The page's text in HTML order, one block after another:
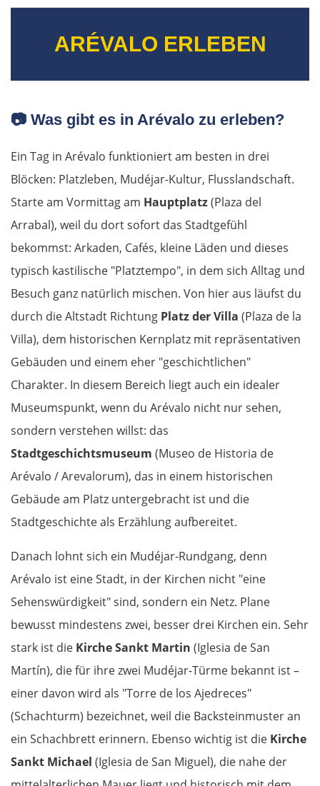
ARÉVALO ERLEBEN
📷 Was gibt es in Arévalo zu erleben?
Ein Tag in Arévalo funktioniert am besten in drei
Blöcken: Platzleben, Mudéjar-Kultur, Flusslandschaft.
Starte am Vormittag am Hauptplatz(Plaza del
Arrabal), weil du dort sofort das Stadtgefühl
bekommst: Arkaden, Cafés, kleine Läden und dieses
typisch kastilische "Platztempo", in dem sich Alltag und
Besuch ganz natürlich mischen. Von hier aus läufst du
durch die Altstadt Richtung Platz der Villa (Plaza de la
Villa), dem historischen Kernplatz mit repräsentativen
Gebäuden und einem eher "geschichtlichen"
Charakter. In diesem Bereich liegt auch ein idealer
Museumspunkt, wenn du Arévalo nicht nur sehen,
sondern verstehen willst: das
Stadtgeschichtsmuseum (Museo de Historia de
Arévalo / Arevalorum), das in einem historischen
Gebäude am Platz untergebracht ist und die
Stadtgeschichte als Erzählung aufbereitet.
Danach lohnt sich ein Mudéjar-Rundgang, denn
Arévalo ist eine Stadt, in der Kirchen nicht "eine
Sehenswürdigkeit" sind, sondern ein Netz. Plane
bewusst mindestens zwei, besser drei Kirchen ein. Sehr
stark ist die Kirche Sankt Martin (Iglesia de San
Martín), die für ihre zwei Mudéjar-Türme bekannt ist –
einer davon wird als "Torre de los Ajedreces"
(Schachturm) bezeichnet, weil die Backsteinmuster an
ein Schachbrett erinnern. Ebenso wichtig ist die Kirche
Sankt Michael (Iglesia de San Miguel), die nahe der